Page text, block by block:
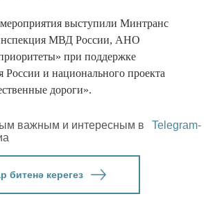
выступили Минтранс
МВД России, АНО
при поддержке
и национального проекта
дороги».
важным и интересным в
Telegram-
битенә керегез